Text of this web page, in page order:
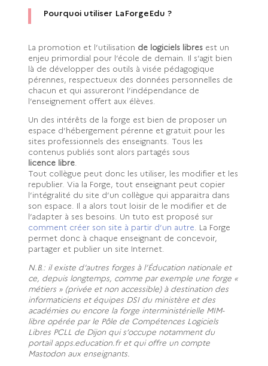
Pourquoi utiliser LaForgeEdu ?
La promotion et l’utilisation de logiciels libres est un
enjeu primordial pour l’école de demain. Il s’agit bien
là de développer des outils à visée pédagogique
pérennes, respectueux des données personnelles de
chacun et qui assureront l’indépendance de
l’enseignement offert aux élèves.
Un des intérêts de la forge est bien de proposer un
espace d’hébergement pérenne et gratuit pour les
sites professionnels des enseignants. Tous les
contenus publiés sont alors partagés sous
licence libre
Tout collègue peut donc les utiliser, les modifier et les
republier. Via la Forge, tout enseignant peut copier
l’intégralité du site d’un collègue qui apparaitra dans
son espace. Il a alors tout loisir de le modifier et de
l’adapter à ses besoins. Un tuto est proposé sur
comment créer son site à partir d’un autre . La Forge
permet donc à chaque enseignant de concevoir,
partager et publier un site Internet.
N.B.: il existe d’autres forges à l’Éducation nationale et
ce, depuis longtemps, comme par exemple une forge «
métiers » (privée et non accessible) à destination des
informaticiens et équipes DSI du ministère et des
académies ou encore la forge interministérielle MIM-
libre opérée par le Pôle de Compétences Logiciels
Libres PCLL de Dijon qui s’occupe notamment du
portail apps.education.fr et qui offre un compte
Mastodon aux enseignants.